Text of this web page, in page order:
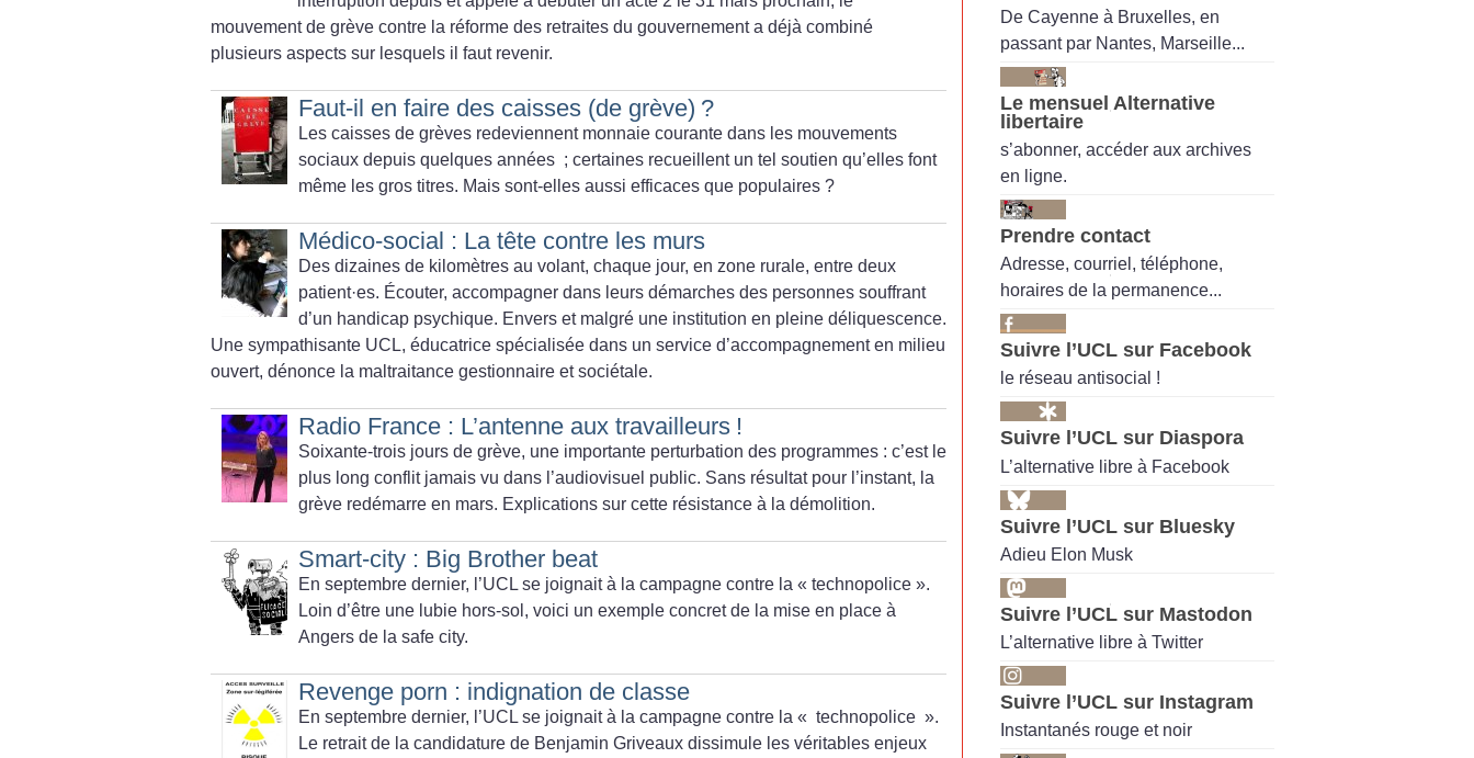
mouvement de grève contre la réforme des retraites du gouvernement a déjà combiné
plusieurs aspects sur lesquels il faut revenir.
Faut-il en faire des caisses (de grève) ?
Les caisses de grèves redeviennent monnaie courante dans les mouvements
sociaux depuis quelques années ; certaines recueillent un tel soutien qu’elles font
même les gros titres. Mais sont-elles aussi efficaces que populaires ?
Médico-social : La tête contre les murs
Des dizaines de kilomètres au volant, chaque jour, en zone rurale, entre deux
patient·es. Écouter, accompagner dans leurs démarches des personnes souffrant
d’un handicap psychique. Envers et malgré une institution en pleine déliquescence.
Une sympathisante UCL, éducatrice spécialisée dans un service d’accompagnement en milieu
ouvert, dénonce la maltraitance gestionnaire et sociétale.
Radio France : L’antenne aux travailleurs !
Soixante-trois jours de grève, une importante perturbation des programmes : c’est le
plus long conflit jamais vu dans l’audiovisuel public. Sans résultat pour l’instant, la
grève redémarre en mars. Explications sur cette résistance à la démolition.
Smart-city : Big Brother beat
En septembre dernier, l’UCL se joignait à la campagne contre la « technopolice ».
Loin d’être une lubie hors-sol, voici un exemple concret de la mise en place à
Angers de la safe city.
Revenge porn : indignation de classe
En septembre dernier, l’UCL se joignait à la campagne contre la « technopolice ».
Le retrait de la candidature de Benjamin Griveaux dissimule les véritables enjeux
De Cayenne à Bruxelles, en
passant par Nantes, Marseille...
Le mensuel Alternative
libertaire
s’abonner, accéder aux archives
en ligne.
Prendre contact
Adresse, courriel, téléphone,
horaires de la permanence...
Suivre l’UCL sur Facebook
le réseau antisocial !
Suivre l’UCL sur Diaspora
L’alternative libre à Facebook
Suivre l’UCL sur Bluesky
Adieu Elon Musk
Suivre l’UCL sur Mastodon
L’alternative libre à Twitter
Suivre l’UCL sur Instagram
Instantanés rouge et noir